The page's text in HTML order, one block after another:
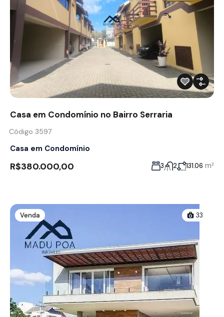
Casa em Condomínio no Bairro Serraria
Código 3597
Casa em Condomínio
R$380.000,00 3 2 131.06 m²
Venda 33